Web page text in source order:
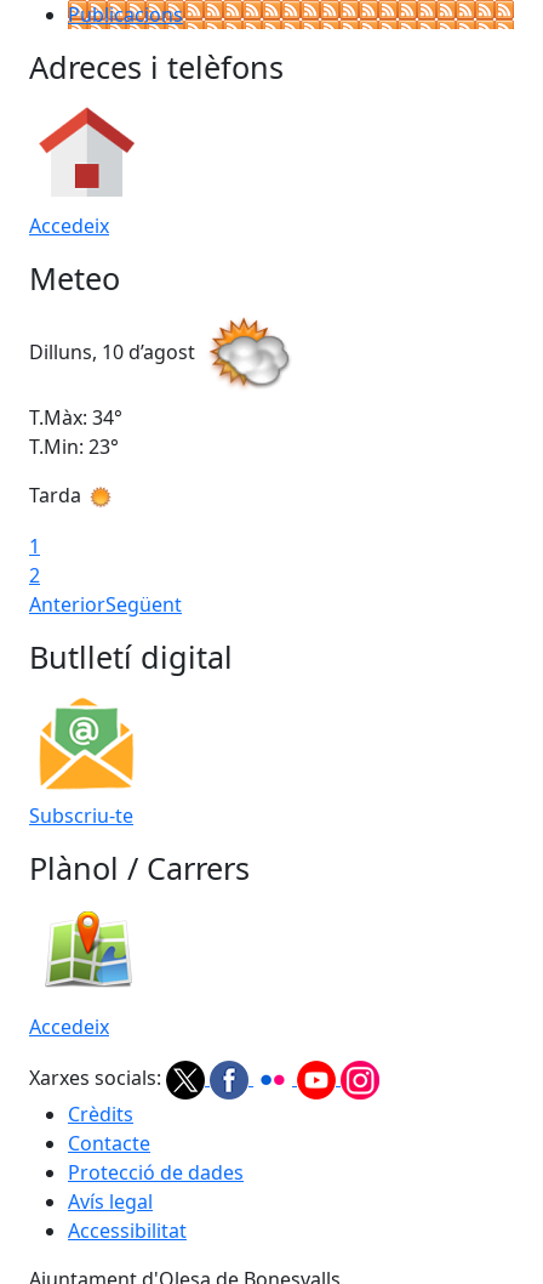
Publicacions
Adreces i telèfons
Accedeix
Meteo
Dilluns, 10 d’agost
T.Màx: 34°
T.Min: 23°
Tarda
1
2
AnteriorSegüent
Butlletí digital
Subscriu-te
Plànol / Carrers
Accedeix
Xarxes socials:
Crèdits
Contacte
Protecció de dades
Avís legal
Accessibilitat